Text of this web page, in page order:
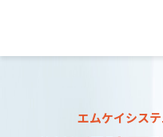
エムケイシス